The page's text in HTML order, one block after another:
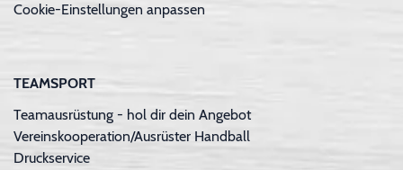
Cookie-Einstellungen anpassen
TEAMSPORT
Teamausrüstung - hol dir dein Angebot
Vereinskooperation/Ausrüster Handball
Druckservice